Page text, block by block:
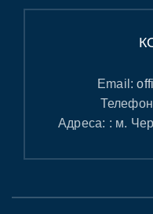
Email:
Адреса: : м.